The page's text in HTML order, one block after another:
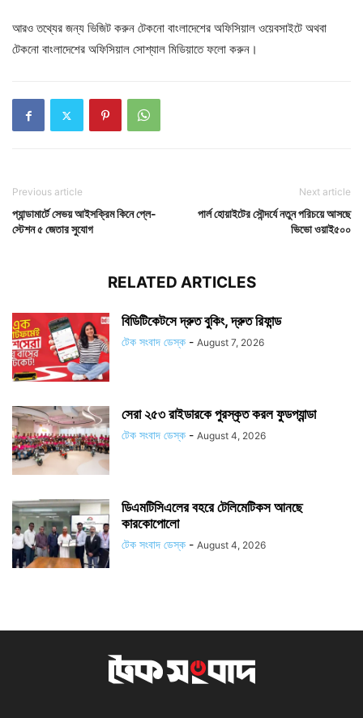
আরও তথ্যের জন্য ভিজিট করুন টেকনো বাংলাদেশের অফিসিয়াল ওয়েবসাইটে অথবা
টেকনো বাংলাদেশের অফিসিয়াল সোশ্যাল মিডিয়াতে ফলো করুন।
Previous article
প্যান্ডামার্টে সেভয় আইসক্রিম কিনে প্লে-
স্টেশন ৫ জেতার সুযোগ
Next article
পার্ল হোয়াইটের সৌন্দর্যে নতুন পরিচয়ে আসছে
ভিভো ওয়াই৫০০
RELATED ARTICLES
বিডিটিকেটসে দ্রুত বুকিং, দ্রুত রিফান্ড
টেক সংবাদ ডেস্ক - August 7, 2026
সেরা ২৫৩ রাইডারকে পুরস্কৃত করল ফুডপ্যান্ডা
টেক সংবাদ ডেস্ক - August 4, 2026
ডিএমটিসিএলের বহরে টেলিমেটিকস আনছে
কারকোপোলো
টেক সংবাদ ডেস্ক - August 4, 2026